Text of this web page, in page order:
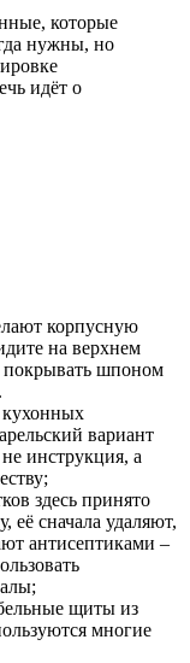
которые
нужны, но
идёт о
корпусную
на верхнем
покрывать шпоном
кухонных
вариант
инструкция, а
здесь принято
её сначала удаляют,
антисептиками –
щиты из
многие